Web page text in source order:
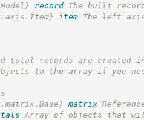
record
The built
item
The left
records are created
to the array if you
matrix
Array of objects that